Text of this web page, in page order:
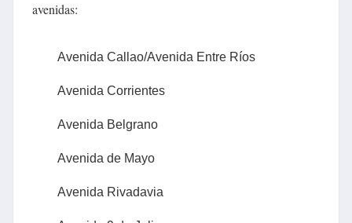
avenidas:
Avenida Callao/Avenida Entre Ríos
Avenida Corrientes
Avenida Belgrano
Avenida de Mayo
Avenida Rivadavia